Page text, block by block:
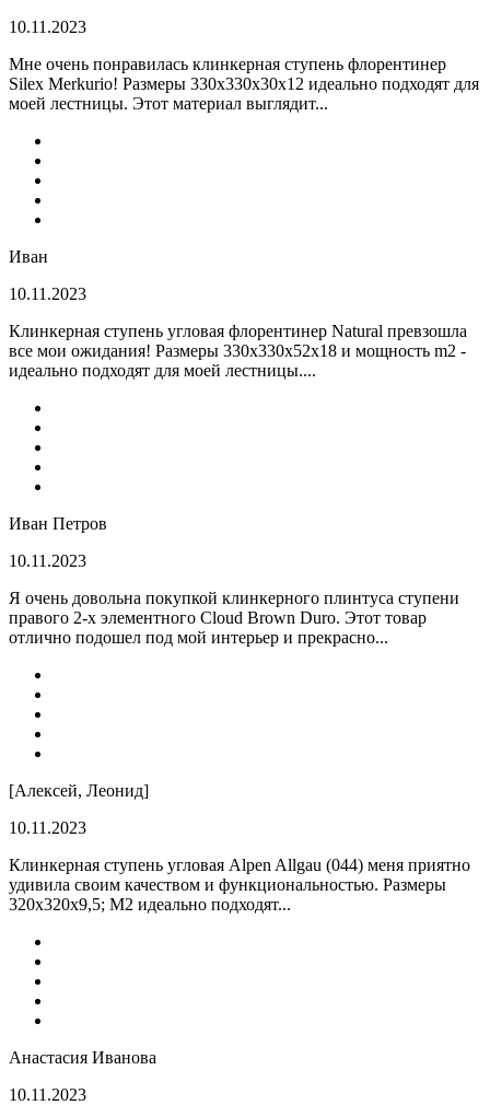
10.11.2023
Мне очень понравилась клинкерная ступень флорентинер
Silex Merkurio! Размеры 330х330х30х12 идеально подходят для
моей лестницы. Этот материал выглядит...
Иван
10.11.2023
Клинкерная ступень угловая флорентинер Natural превзошла
все мои ожидания! Размеры 330х330х52х18 и мощность m2 -
идеально подходят для моей лестницы....
Иван Петров
10.11.2023
Я очень довольна покупкой клинкерного плинтуса ступени
правого 2-х элементного Cloud Brown Duro. Этот товар
отлично подошел под мой интерьер и прекрасно...
[Алексей, Леонид]
10.11.2023
Клинкерная ступень угловая Alpen Allgau (044) меня приятно
удивила своим качеством и функциональностью. Размеры
320x320x9,5; M2 идеально подходят...
Анастасия Иванова
10.11.2023